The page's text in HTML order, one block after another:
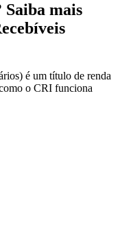
mais
é um título de renda
o CRI funciona